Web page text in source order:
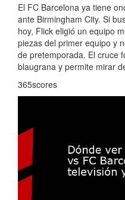
El FC Barcelona ya tiene
ante Birmingham City. Si
hoy, Flick eligió un equipo
piezas del primer equipo y
de pretemporada. El cruce
blaugrana y permite mirar
365scores